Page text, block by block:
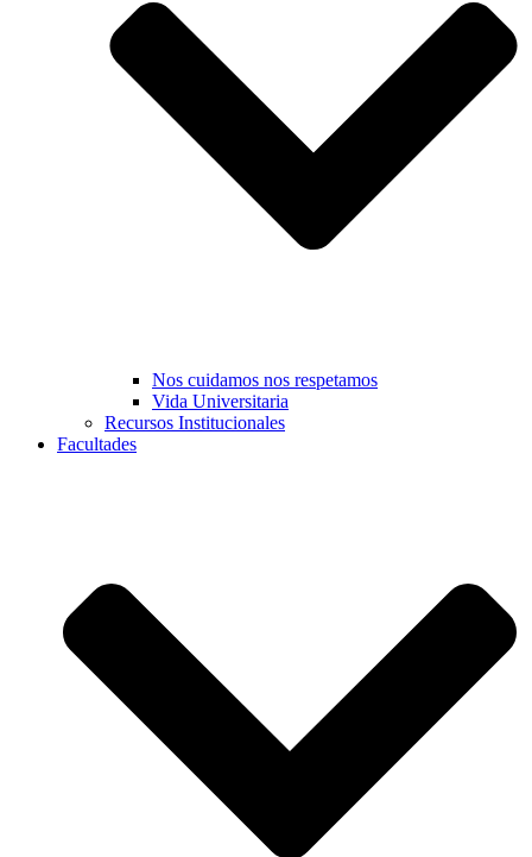
Nos cuidamos nos respetamos
Vida Universitaria
Recursos Institucionales
Facultades